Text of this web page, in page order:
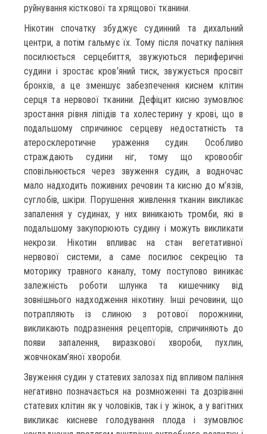
руйнування кісткової та хрящової тканини.
Нікотин спочатку збуджує судинний та дихальний
центри, а потім гальмує їх. Тому після початку паління
посилюється серцебиття, звужуються периферичні
судини і зростає кров’яний тиск, звужується просвіт
бронхів, а це зменшує забезпечення киснем клітин
серця та нервової тканини. Дефіцит кисню зумовлює
зростання рівня ліпідів та холестерину у крові, що в
подальшому спричинює серцеву недостатність та
атеросклеротичне ураження судин. Особливо
страждають судини ніг, тому що кровообіг
сповільнюється через звуження судин, а водночас
мало надходить поживних речовин та кисню до м’язів,
суглобів, шкіри. Порушення живлення тканин викликає
запалення у судинах, у них виникають тромби, які в
подальшому закупорюють судину і можуть викликати
некрози. Нікотин впливає на стан вегетативної
нервової системи, а саме посилює секрецію та
моторику травного каналу, тому поступово виникає
залежність роботи шлунка та кишечнику від
зовнішнього надходження нікотину. Інші речовини, що
потрапляють із слиною з ротової порожнини,
викликають подразнення рецепторів, спричиняють до
появи запалення, виразкової хвороби, пухлин,
жовчнокам’яної хвороби.
Звуження судин у статевих залозах під впливом паління
негативно позначається на розмноженні та дозріванні
статевих клітин як у чоловіків, так і у жінок, а у вагітних
викликає кисневе голодування плода і зумовлює